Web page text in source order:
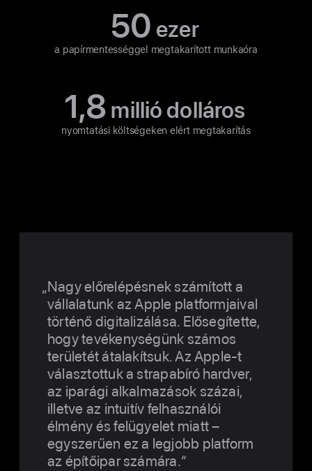
50 ezer
a papírmentességgel megtakarított munkaóra
1,8 millió dolláros
nyomtatási költségeken elért megtakarítás
Nagy előrelépésnek számított a
vállalatunk az Apple platformjaival
történő digitalizálása. Elősegítette,
hogy tevékenységünk számos
területét átalakítsuk. Az Apple-t
választottuk a strapabíró hardver,
az iparági alkalmazások százai,
illetve az intuitív felhasználói
élmény és felügyelet miatt –
egyszerűen ez a legjobb platform
az építőipar számára.